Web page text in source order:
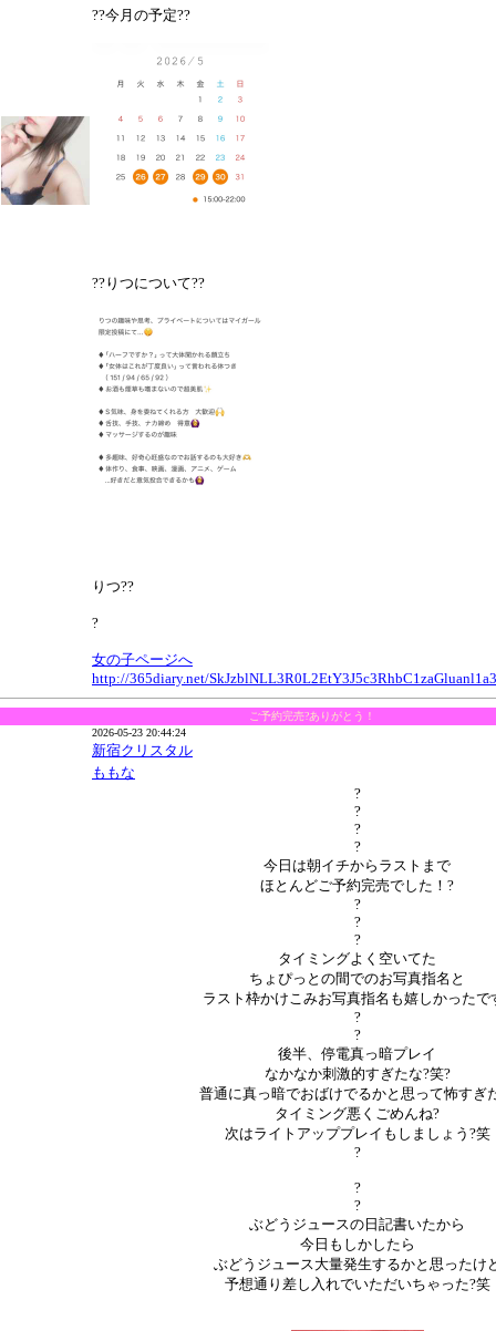
??今月の予定??
??りつについて??
りつ??
?
女の子ページへ
http://365diary.net/
ご予約完売?ありがとう！
2026-05-23 20:44:24
新宿クリスタル
ももな
?
?
?
?
今日は朝イチからラストまで
ほとんどご予約完売でした！?
?
?
?
タイミングよく空いてた
ちょぴっとの間でのお写真指名と
ラスト枠かけこみお写真指名も嬉しかったで
?
?
後半、停電真っ暗プレイ
なかなか刺激的すぎたな?笑?
普通に真っ暗でおばけでるかと思って怖すぎ
タイミング悪くごめんね?
次はライトアッププレイもしましょう?笑
?
?
?
ぶどうジュースの日記書いたから
今日もしかしたら
ぶどうジュース大量発生するかと思ったけ
予想通り差し入れでいただいちゃった?笑